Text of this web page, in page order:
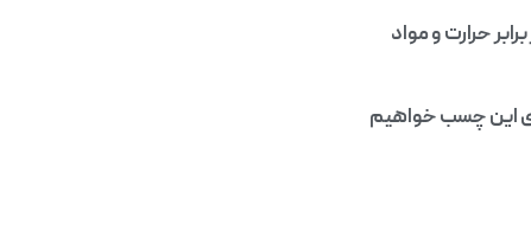
حرارت و مواد
این چسب خواهیم